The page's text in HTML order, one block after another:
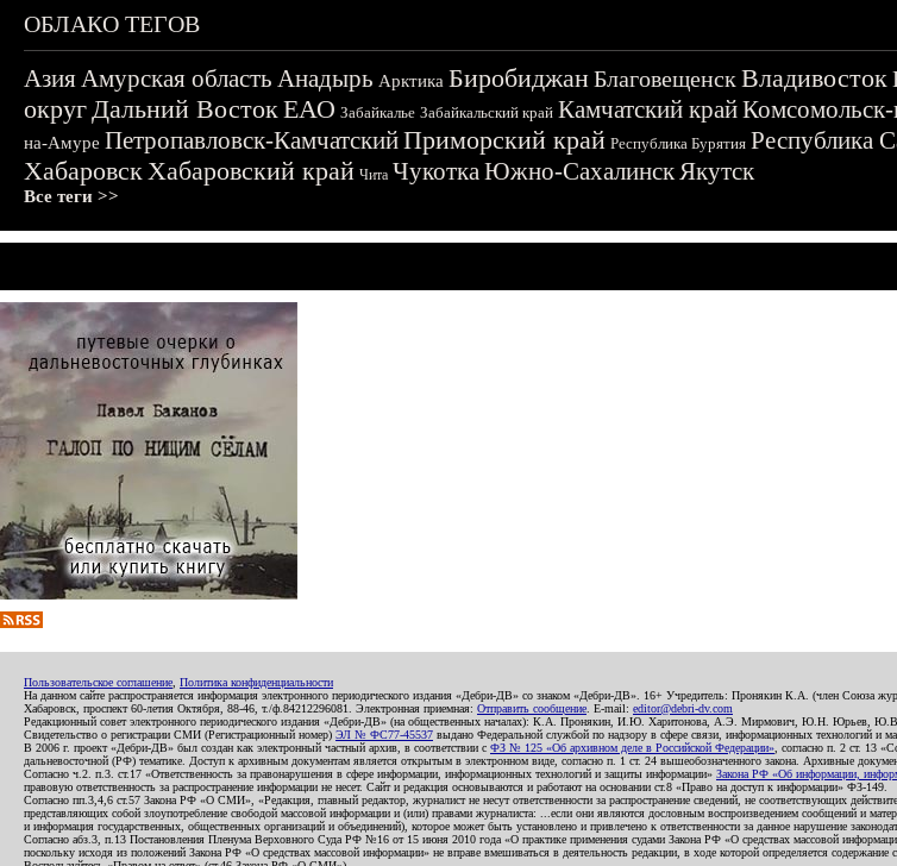
ОБЛАКО ТЕГОВ
АзияАмурская область Анадырь Арктика БиробиджанБлаговещенскВладивосток
округДальний ВостокЕАО Забайкалье Забайкальский край Камчатский край
на-Амуре Петропавловск-КамчатскийПриморский край Республика Бурятия Республика
ХабаровскХабаровский край Чита ЧукоткаЮжно-СахалинскЯкутск
Все теги >>
Пользовательское соглашение Политика конфиденциальности
На данном сайте распространяется информация электронного периодического издания «Дебри-ДВ» со знаком «Дебри-ДВ». 16+ Учредитель: Пронякин К.А. (член Союза
Хабаровск, проспект 60-летия Октября, 88-46, т./ф.84212296081. Электронная приемная: Отправить сообщение . E-mail: editor@debri-dv.com
Редакционный совет электронного периодического издания «Дебри-ДВ» (на общественных началах): К.А. Пронякин, И.Ю. Харитонова, А.Э. Мирмович, Ю.Н.
Свидетельство о регистрации СМИ (Регистрационный номер) ЭЛ № ФС77-45537 выдано Федеральной службой по надзору в сфере связи, информационных технологий и
В 2006 г. проект «Дебри-ДВ» был создан как электронный частный архив, в соответствии с ФЗ № 125 «Об архивном деле в Российской Федерации» , согласно п. 2 ст. 13
дальневосточной (РФ) тематике. Доступ к архивным документам является открытым в электронном виде, согласно п. 1 ст. 24 вышеобозначенного закона. Архивные
Согласно ч.2. п.3. ст.17 «Ответственность за правонарушения в сфере информации, информационных технологий и защиты информации» Закона РФ «Об информации,
правовую ответственность за распространение информации не несет. Сайт и редакция основываются и работают на основании ст.8 «Право на доступ к информации» ФЗ-149.
Согласно пп.3,4,6 ст.57 Закона РФ «О СМИ», «Редакция, главный редактор, журналист не несут ответственности за распространение сведений, не соответствующих
представляющих собой злоупотребление свободой массовой информации и (или) правами журналиста: ...если они являются дословным воспроизведением сообщений и
и информация государственных, общественных организаций и объединений), которое может быть установлено и привлечено к ответственности за данное нарушение
Согласно абз.3, п.13 Постановления Пленума Верховного Суда РФ №16 от 15 июня 2010 года «О практике применения судами Закона РФ «О средствах массовой
поскольку исходя из положений Закона РФ «О средствах массовой информации» не вправе вмешиваться в деятельность редакции, в ходе которой определяется содержание